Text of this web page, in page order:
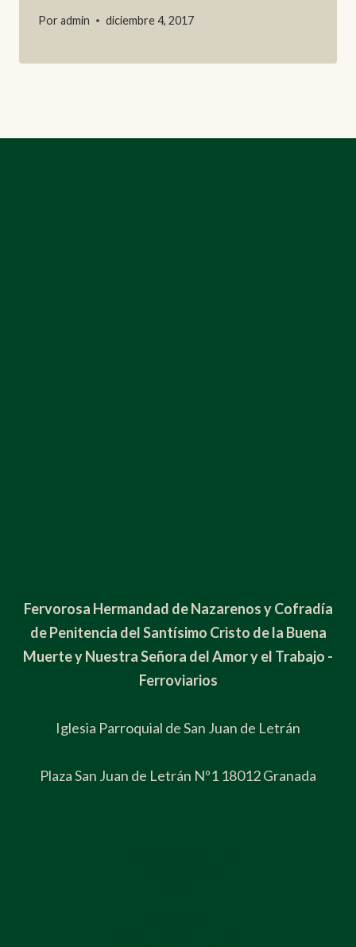
Por admin diciembre 4, 2017
Fervorosa Hermandad de Nazarenos y Cofradía
de Penitencia del Santísimo Cristo de la Buena
Muerte y Nuestra Señora del Amor y el Trabajo -
Ferroviarios
Iglesia Parroquial de San Juan de Letrán
Plaza San Juan de Letrán Nº1 18012 Granada